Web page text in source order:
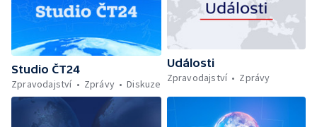
Studio ČT24
Zpravodajství
Zprávy Diskuze
Události
Zpravodajství
Zprávy